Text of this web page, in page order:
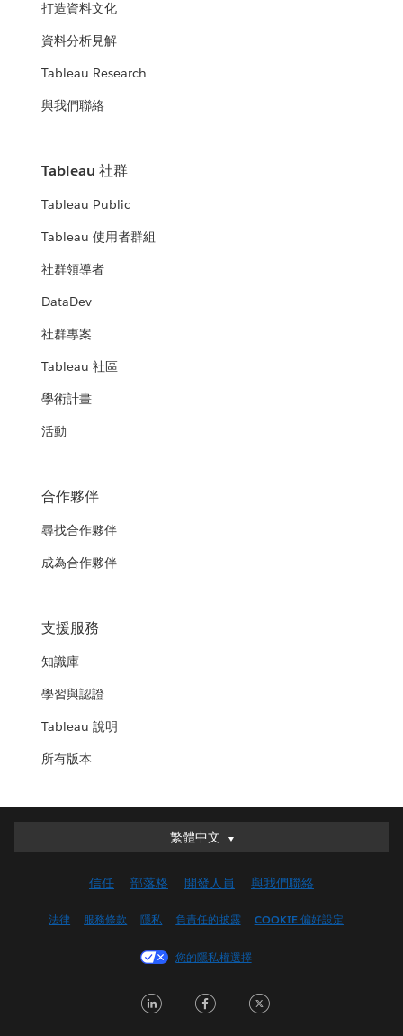
打造資料文化
資料分析見解
Tableau Research
與我們聯絡
Tableau 社群
Tableau Public
Tableau 使用者群組
社群領導者
DataDev
社群專案
Tableau 社區
學術計畫
活動
合作夥伴
尋找合作夥伴
成為合作夥伴
支援服務
知識庫
學習與認證
Tableau 說明
所有版本
繁體中文
Deutsch
English (US)
Français (France)
日本語
信任 部落格 開發人員 與我們聯絡
法律 服務條款 隱私 負責任的披露 COOKIE 偏好設定
您的隱私權選擇
LinkedInFacebook